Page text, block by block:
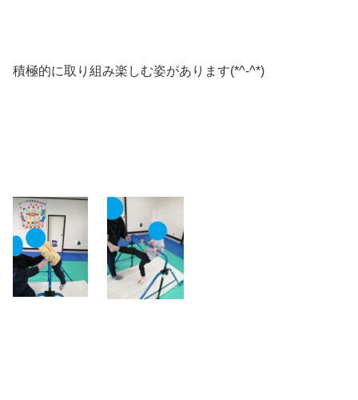
積極的に取り組み楽しむ姿があります(*^-^*)